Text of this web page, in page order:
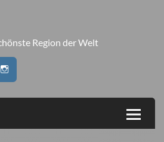
Region der Welt